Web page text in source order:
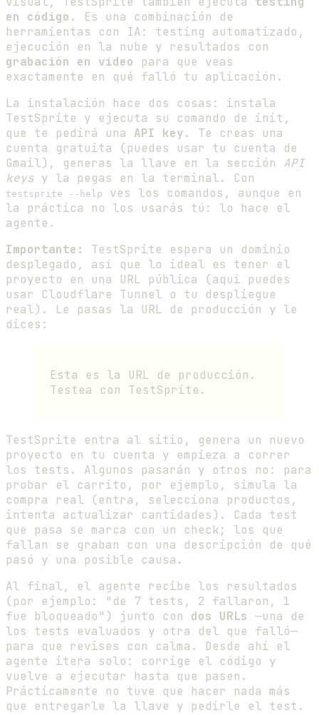
en código . Es una combinación de
herramientas con IA: testing automatizado,
ejecución en la nube y resultados con
grabación en video para que veas
exactamente en qué falló tu aplicación.
La instalación hace dos cosas: instala
TestSprite y ejecuta su comando de init,
que te pedirá una API key. Te creas una
cuenta gratuita (puedes usar tu cuenta de
Gmail), generas la llave en la sección API
keys y la pegas en la terminal. Con
testsprite --help
ves los comandos, aunque en
la práctica no los usarás tú: lo hace el
agente.
Importante:
TestSprite espera un dominio
desplegado, así que lo ideal es tener el
proyecto en una URL pública (aquí puedes
usar Cloudflare Tunnel o tu despliegue
real). Le pasas la URL de producción y le
dices:
Esta es la URL de producción.
Testea con TestSprite.
TestSprite entra al sitio, genera un nuevo
proyecto en tu cuenta y empieza a correr
los tests. Algunos pasarán y otros no: para
probar el carrito, por ejemplo, simula la
compra real (entra, selecciona productos,
intenta actualizar cantidades). Cada test
que pasa se marca con un check; los que
fallan se graban con una descripción de qué
pasó y una posible causa.
Al final, el agente recibe los resultados
(por ejemplo: "de 7 tests, 2 fallaron, 1
fue bloqueado") junto con dos URLs —una de
los tests evaluados y otra del que falló—
para que revises con calma. Desde ahí el
agente itera solo: corrige el código y
vuelve a ejecutar hasta que pasen.
Prácticamente no tuve que hacer nada más
que entregarle la llave y pedirle el test.